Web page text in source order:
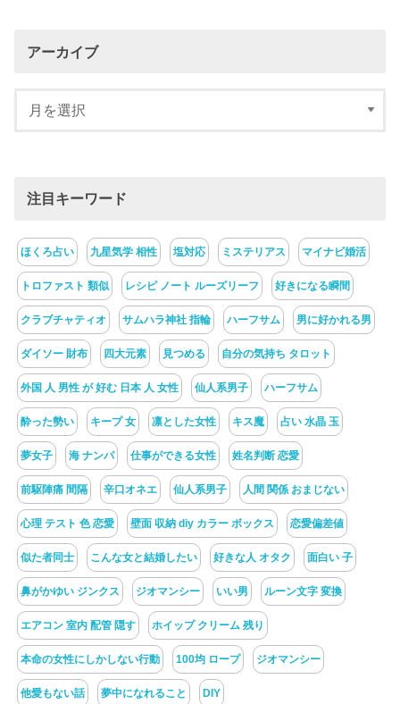
アーカイブ
注目キーワード
ほくろ占い 九星気学 相性 塩対応 ミステリアス マイナビ婚活
トロファスト 類似 レシピ ノート ルーズリーフ 好きになる瞬間
クラブチャティオ サムハラ神社 指輪 ハーフサム 男に好かれる男
ダイソー 財布 四大元素 見つめる 自分の気持ち タロット
外国 人 男性 が 好む 日本 人 女性 仙人系男子 ハーフサム
酔った勢い キープ 女 凛とした女性 キス魔 占い 水晶 玉
夢女子 海 ナンパ 仕事ができる女性 姓名判断 恋愛
前駆陣痛 間隔 辛口オネエ 仙人系男子 人間 関係 おまじない
心理 テスト 色 恋愛 壁面 収納 diy カラー ボックス 恋愛偏差値
似た者同士 こんな女と結婚したい 好きな人 オタク 面白い 子
鼻がかゆい ジンクス ジオマンシー いい男 ルーン文字 変換
エアコン 室内 配管 隠す ホイップ クリーム 残り
本命の女性にしかしない行動 100均 ロープ ジオマンシー
他愛もない話 夢中になれること DIY